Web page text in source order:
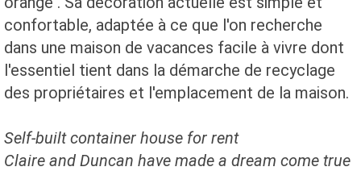
confortable, adaptée à ce que l'on recherche
dans une maison de vacances facile à vivre dont
l'essentiel tient dans la démarche de recyclage
des propriétaires et l'emplacement de la maison.
Self-built container house for rent
Claire and Duncan have made a dream come true